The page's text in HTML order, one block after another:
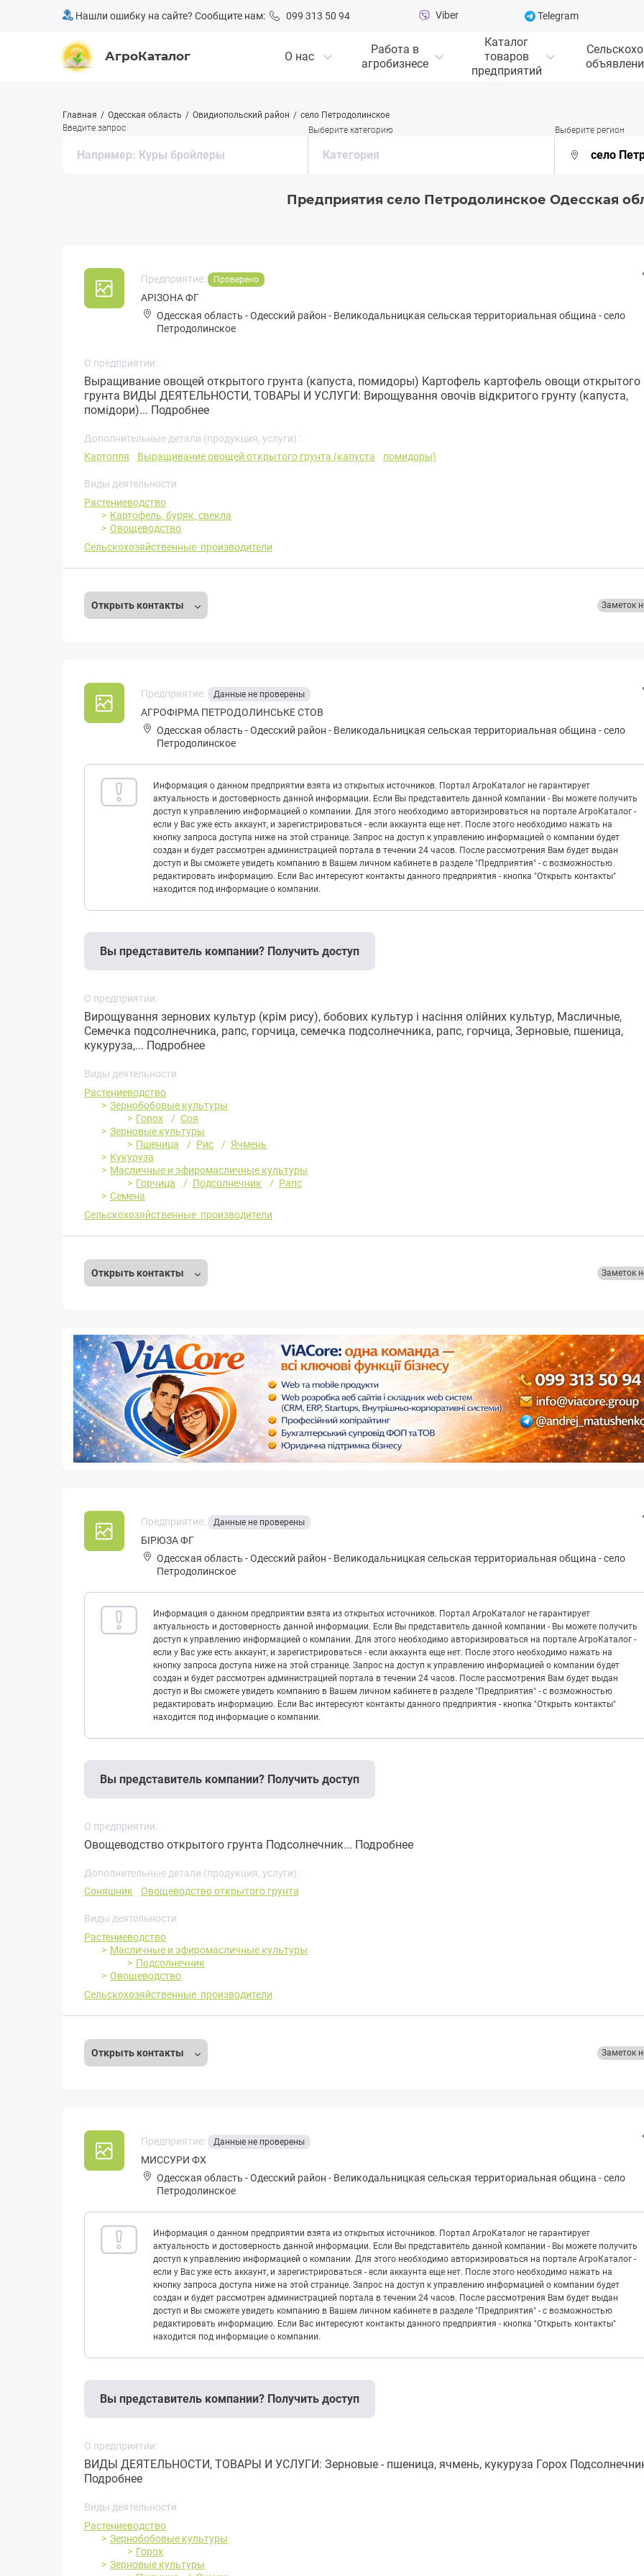
Нашли ошибку на сайте? Сообщите нам: 099 313 50 94 Viber Telegram
АгроКаталог О нас
Работа в
агробизнесе
Каталог
товаров
предприятий
Главная Одесская область Овидиопольский район
село Петродолинское
Введите запрос
Выберите категорию Выберите регион
Предприятия село Петродолинское Одесская
Предприятие: Проверено
АРІЗОНА ФГ
Одесская область -Одесский район - Вeликoдaльницкая сельская территориальная община -село
Петродолинское
О предприятии:
Выращивание овощей открытого грунта (капуста, помидоры) Картофель картофель овощи открытого
грунта ВИДЫ ДЕЯТЕЛЬНОСТИ, ТОВАРЫ И УСЛУГИ: Вирощування овочів відкритого грунту (капуста,
помідори)... Подробнее
Дополнительные детали (продукция, услуги) :
Картопля
Выращивание овощей открытого грунта (капуста помидоры)
Виды деятельности
Растениеводство
Картофель, буряк, свекла
Овощеводство
Сельскохозяйственные производители
Открыть контакты Заметок
Предприятие: Данные не проверены
АГРОФІРМА ПЕТРОДОЛИНСЬКЕ СТОВ
Одесская область -Одесский район - Вeликoдaльницкая сельская территориальная община -село
Петродолинское
Информация о данном предприятии взята из открытых источников. Портал АгроКаталог не гарантирует
актуальность и достоверность данной информации. Если Вы представитель данной компании - Вы можете получить
доступ к управлению информацией о компании. Для этого необходимо авторизироваться на портале АгроКаталог -
если у Вас уже есть аккаунт, и зарегистрироваться - если аккаунта еще нет. После этого необходимо нажать на
кнопку запроса доступа ниже на этой странице. Запрос на доступ к управлению информацией о компании будет
создан и будет рассмотрен администрацией портала в течении 24 часов. После рассмотрения Вам будет выдан
доступ и Вы сможете увидеть компанию в Вашем личном кабинете в разделе "Предприятия" - с возможностью
редактировать информацию. Если Вас интересуют контакты данного предприятия - кнопка "Открыть контакты"
находится под информацие о компании.
Вы представитель компании? Получить доступ
О предприятии:
Вирощування зернових культур (крім рису), бобових культур і насіння олійних культур, Масличные,
Семечка подсолнечника, рапс, горчица, семечка подсолнечника, рапс, горчица, Зерновые, пшеница,
кукуруза,... Подробнее
Виды деятельности
Растениеводство
Зернобобовые культуры
Горох
Соя
Зерновые культуры
Пшеница
Рис
Ячмень
Кукуруза
Масличные и эфиромасличные культуры
Горчица
Подсолнечник
Рапс
Семена
Сельскохозяйственные производители
Открыть контакты Заметок
Предприятие: Данные не проверены
БІРЮЗА ФГ
Одесская область -Одесский район - Вeликoдaльницкая сельская территориальная община -село
Петродолинское
Информация о данном предприятии взята из открытых источников. Портал АгроКаталог не гарантирует
актуальность и достоверность данной информации. Если Вы представитель данной компании - Вы можете получить
доступ к управлению информацией о компании. Для этого необходимо авторизироваться на портале АгроКаталог -
если у Вас уже есть аккаунт, и зарегистрироваться - если аккаунта еще нет. После этого необходимо нажать на
кнопку запроса доступа ниже на этой странице. Запрос на доступ к управлению информацией о компании будет
создан и будет рассмотрен администрацией портала в течении 24 часов. После рассмотрения Вам будет выдан
доступ и Вы сможете увидеть компанию в Вашем личном кабинете в разделе "Предприятия" - с возможностью
редактировать информацию. Если Вас интересуют контакты данного предприятия - кнопка "Открыть контакты"
находится под информацие о компании.
Вы представитель компании? Получить доступ
О предприятии:
Овощеводство открытого грунта Подсолнечник... Подробнее
Дополнительные детали (продукция, услуги) :
Соняшник
Овощеводство открытого грунта
Виды деятельности
Растениеводство
Масличные и эфиромасличные культуры
Подсолнечник
Овощеводство
Сельскохозяйственные производители
Открыть контакты Заметок
Предприятие: Данные не проверены
МИССУРИ ФХ
Одесская область -Одесский район - Вeликoдaльницкая сельская территориальная община -село
Петродолинское
Информация о данном предприятии взята из открытых источников. Портал АгроКаталог не гарантирует
актуальность и достоверность данной информации. Если Вы представитель данной компании - Вы можете получить
доступ к управлению информацией о компании. Для этого необходимо авторизироваться на портале АгроКаталог -
если у Вас уже есть аккаунт, и зарегистрироваться - если аккаунта еще нет. После этого необходимо нажать на
кнопку запроса доступа ниже на этой странице. Запрос на доступ к управлению информацией о компании будет
создан и будет рассмотрен администрацией портала в течении 24 часов. После рассмотрения Вам будет выдан
доступ и Вы сможете увидеть компанию в Вашем личном кабинете в разделе "Предприятия" - с возможностью
редактировать информацию. Если Вас интересуют контакты данного предприятия - кнопка "Открыть контакты"
находится под информацие о компании.
Вы представитель компании? Получить доступ
О предприятии:
ВИДЫ ДЕЯТЕЛЬНОСТИ, ТОВАРЫ И УСЛУГИ: Зерновые - пшеница, ячмень, кукуруза Горох
Подробнее
Виды деятельности
Растениеводство
Зернобобовые культуры
Горох
Зерновые культуры